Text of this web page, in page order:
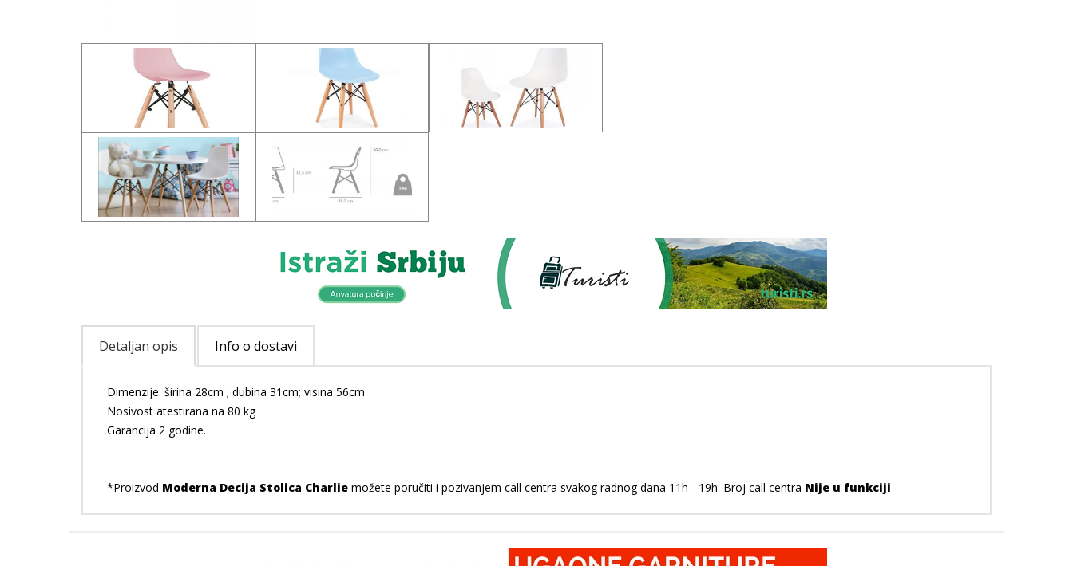
Detaljan opis Info o dostavi
Dimenzije: širina 28cm ; dubina 31cm; visina 56cm
Nosivost atestirana na 80 kg
Garancija 2 godine.
*Proizvod Moderna Decija Stolica Charlie možete poručiti i pozivanjem call centra svakog radnog dana 11h - 19h. Broj call centra Nije u funkciji